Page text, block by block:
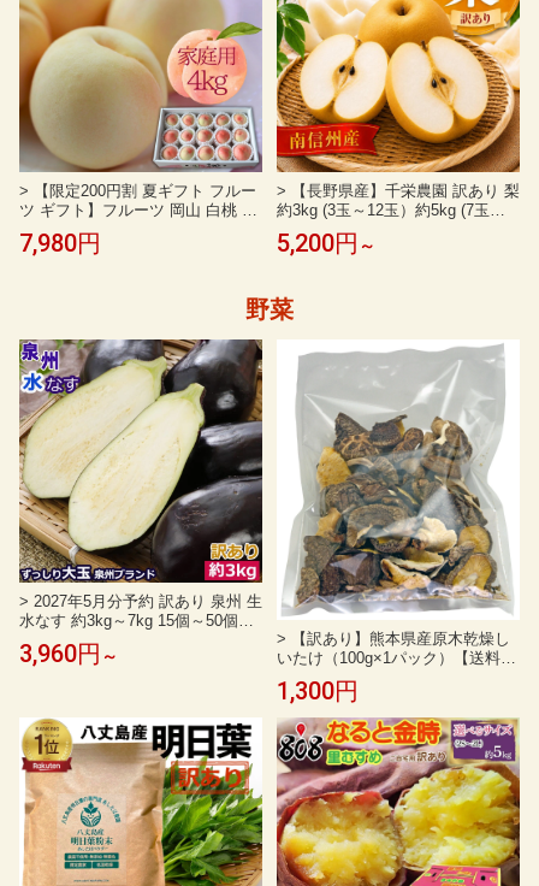
> 【限定200円割 夏ギフト フルー
ツ ギフト】フルーツ 岡山 白桃 4k
g 桃 ご家庭用 白鳳 はくほう 白麗
はくれい 瀬戸内白桃 加工用 訳あ
7,980円
> 【長野県産】千栄農園 訳あり 梨
約3kg (3玉～12玉）約5kg (7玉～1
8玉)
5,200円 ～
野菜
> 2027年5月分予約 訳あり 泉州 生
水なす 約3kg～7kg 15個～50個入
水ナス 水茄子 ギフト SU ※ ふる
さと納税 ではありません
3,960円 ～
> 【訳あり】熊本県産原木乾燥し
いたけ（100g×1パック）【送料無
1,300円